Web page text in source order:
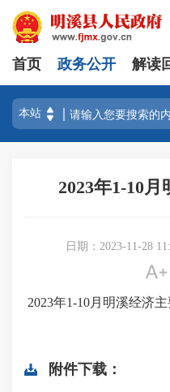
首页 政务公开 解读
2023年1-10
日期：2023-11-28

2023年1-10月明溪经济
附件下载：